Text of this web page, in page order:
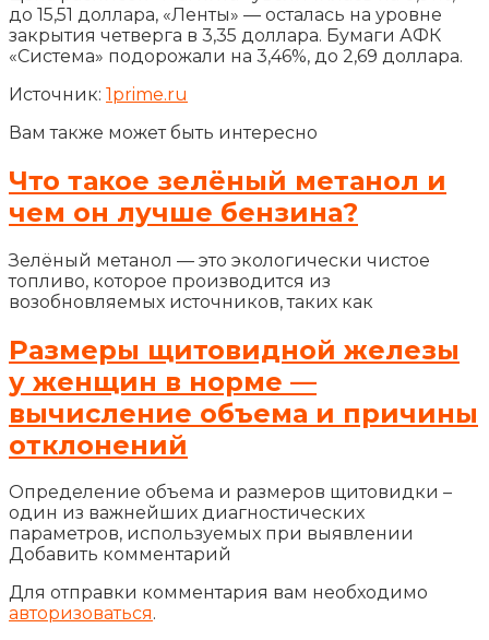
до 15,51 доллара, «Ленты» — осталась на уровне
закрытия четверга в 3,35 доллара. Бумаги АФК
«Система» подорожали на 3,46%, до 2,69 доллара.
Источник: 1prime.ru
Вам также может быть интересно
Что такое зелёный метанол и
чем он лучше бензина?
Зелёный метанол — это экологически чистое
топливо, которое производится из
возобновляемых источников, таких как
Размеры щитовидной железы
у женщин в норме —
вычисление объема и причины
отклонений
Определение объема и размеров щитовидки –
один из важнейших диагностических
параметров, используемых при выявлении
Добавить комментарий
Для отправки комментария вам необходимо
авторизоваться.